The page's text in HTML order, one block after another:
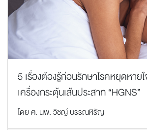
5 เรื่องต้องรู้ก่อนรักษาโรคหยุดหา
เครื่องกระตุ้นเส้นประสาท “HGNS”
โดย ศ. นพ. วิชญ์ บรรณหิรัญ